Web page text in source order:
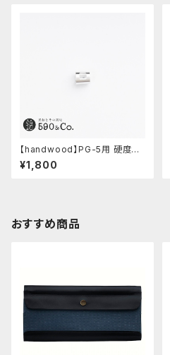
【handwood】PG-5用 硬度表
示窓 (超超ジュラルミン/正方形)
¥1,800
おすすめ商品